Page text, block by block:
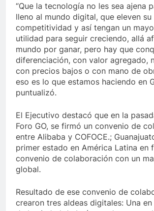
“Que la tecnología no les sea ajena
lleno al mundo digital, que eleven su
competitividad y así tengan un
utilidad para seguir creciendo, allá
mundo por ganar, pero hay que
diferenciación, con valor agregado,
con precios bajos o con mano de
eso es lo que estamos haciendo en
puntualizó.
El Ejecutivo destacó que en la
Foro GO, se firmó un convenio de
entre Alibaba y COFOCE.;
primer estado en América Latina en
convenio de colaboración con un
global.
Resultado de ese convenio de
crearon tres aldeas digitales: Una en